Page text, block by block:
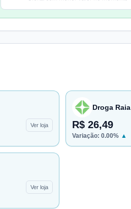
Ver loja
Droga Raia
R$ 26,49
Variação: 0.00% ▲
Ver loja